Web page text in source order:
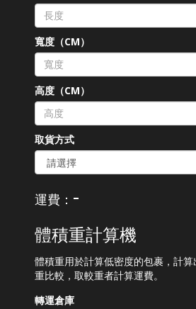
寬度（CM）
高度（CM）
取貨方式
運費： -
體積重計算機
體積重用於計算低密度的包裹，計
重比較，取較重者計算運費。
轉運倉庫